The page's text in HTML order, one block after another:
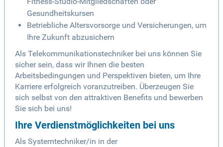
Gesundheitskursen
Betriebliche Altersvorsorge und Versicherungen, um
Ihre Zukunft abzusichern
Als Telekommunikationstechniker bei uns können Sie
sicher sein, dass wir Ihnen die besten
Arbeitsbedingungen und Perspektiven bieten, um Ihre
Karriere erfolgreich voranzutreiben. Überzeugen Sie
sich selbst von den attraktiven Benefits und bewerben
Sie sich bei uns!
Ihre Verdienstmöglichkeiten bei uns
Als Systemtechniker/in in der